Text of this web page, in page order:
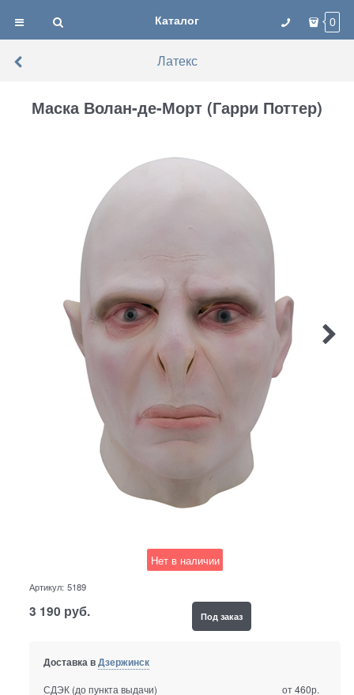
Каталог 0
Латекс
Маска Волан-де-Морт (Гарри Поттер)
Нет в наличии
Артикул: 5189
3 190 руб. Под заказ
Доставка вДзержинск
СДЭК (до пункта выдачи)
от 460р.